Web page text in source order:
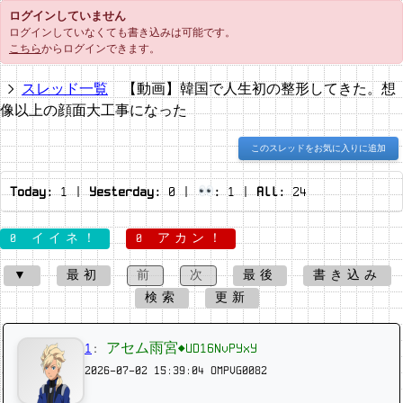
ログインしていません
ログインしていなくても書き込みは可能です。
こちらからログインできます。
スレッド一覧
【動画】韓国で人生初の整形してきた。想
像以上の顔面大工事になった
このスレッドをお気に入りに追加
Today:1|Yesterday:0| :1|All:24
0 イイネ！ 0 アカン！
▼ 最初 前 次 最後
書き込み
検索
更新
1 : アセム雨宮◆UD16NvPYxY
2026-07-02 15:39:04 OMPVG0082